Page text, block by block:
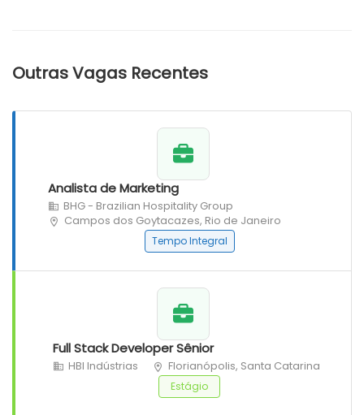
Outras Vagas Recentes
Analista de Marketing
BHG - Brazilian Hospitality Group
Campos dos Goytacazes, Rio de Janeiro
Tempo Integral
Full Stack Developer Sênior
HBI Indústrias Florianópolis, Santa Catarina
Estágio